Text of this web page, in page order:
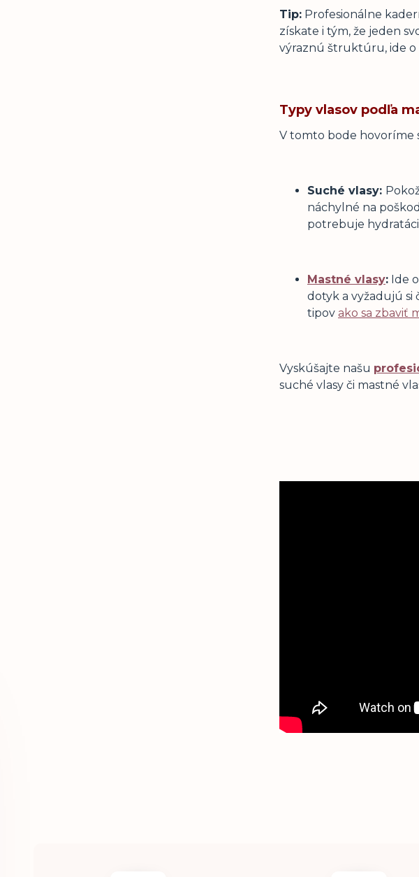
Tip: Profesionálne
získate i tým, že jeden
výraznú štruktúru, ide o
Typy vlasov podľa
V tomto bode hovoríme
Suché vlasy:
náchylné na
potrebuje
Mastné vlasy: Ide
dotyk a vyžadujú si
tipov ako sa zbaviť
Vyskúšajte našu
suché vlasy či mastné